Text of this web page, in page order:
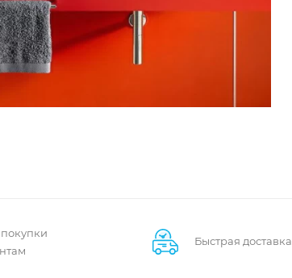
Быстрая доставка